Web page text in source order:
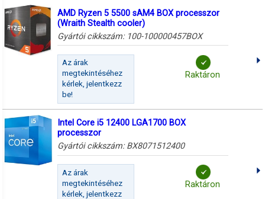
AMD Ryzen 5 5500 sAM4 BOX processzor
(Wraith Stealth cooler)
Gyártói cikkszám: 100-100000457BOX
Az árak
megtekintéséhez
kérlek, jelentkezz
be!
Raktáron
Intel Core i5 12400 LGA1700 BOX
processzor
Gyártói cikkszám: BX8071512400
Az árak
megtekintéséhez
kérlek, jelentkezz
Raktáron